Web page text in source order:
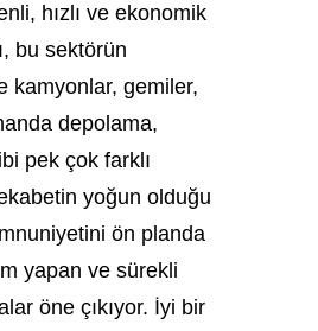
hızlı ve ekonomik
bu sektörün
kamyonlar, gemiler,
depolama,
pek çok farklı
yoğun olduğu
ön planda
yapan ve sürekli
öne çıkıyor. İyi bir